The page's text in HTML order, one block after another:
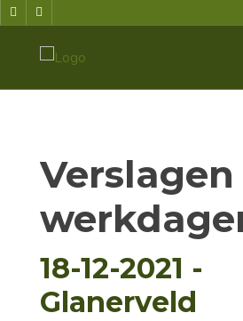
Verslagen
18-12-2021 -
Glanerveld